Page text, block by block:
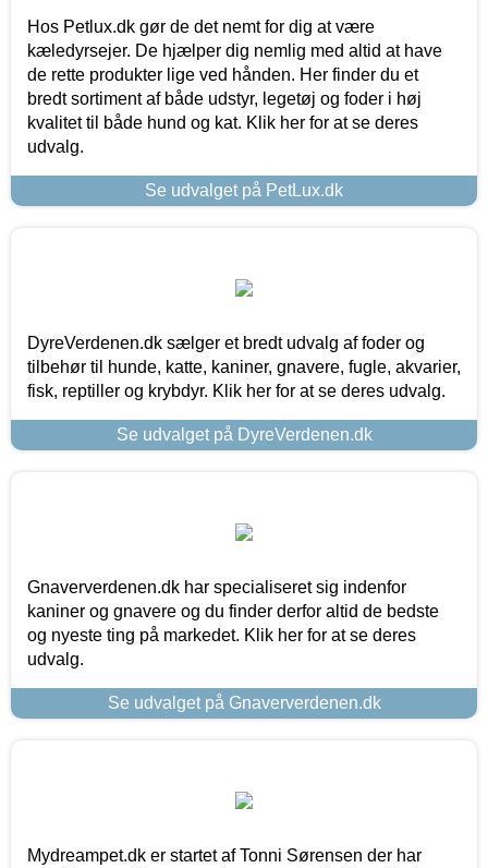
Hos Petlux.dk gør de det nemt for dig at være
kæledyrsejer. De hjælper dig nemlig med altid at have
de rette produkter lige ved hånden. Her finder du et
bredt sortiment af både udstyr, legetøj og foder i høj
kvalitet til både hund og kat. Klik her for at se deres
udvalg.
Se udvalget på PetLux.dk
DyreVerdenen.dk sælger et bredt udvalg af foder og
tilbehør til hunde, katte, kaniner, gnavere, fugle, akvarier,
fisk, reptiller og krybdyr. Klik her for at se deres udvalg.
Se udvalget på DyreVerdenen.dk
Gnaververdenen.dk har specialiseret sig indenfor
kaniner og gnavere og du finder derfor altid de bedste
og nyeste ting på markedet. Klik her for at se deres
udvalg.
Se udvalget på Gnaververdenen.dk
Mydreampet.dk er startet af Tonni Sørensen der har